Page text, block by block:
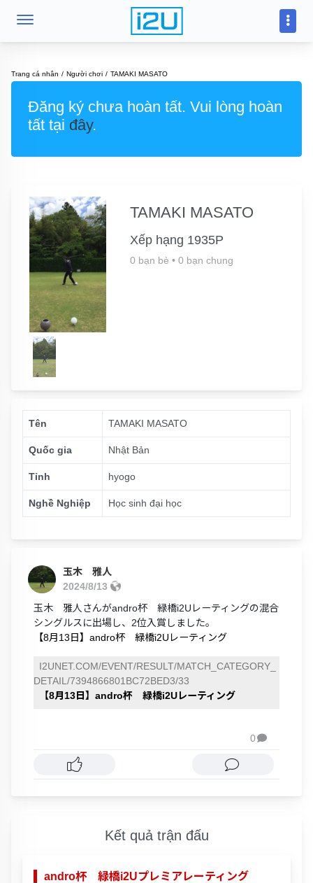
Trang cá nhân Người chơi TAMAKI MASATO
Đăng ký chưa hoàn tất. Vui lòng hoàn
tất tại đây.
TAMAKI MASATO
Xếp hạng 1935P
0 bạn bè • 0 bạn chung
Tên TAMAKI MASATO
Quốc gia Nhật Bản
Tỉnh hyogo
Nghề Nghiệp Học sinh đại học
玉木 雅人
2024/8/13
玉木 雅人さんがandro杯 緑橋i2Uレーティングの混合
シングルスに出場し、2位入賞しました。
【8月13日】andro杯 緑橋i2Uレーティング
I2UNET.COM/EVENT/RESULT/MATCH_CATEGORY_
DETAIL/7394866801BC72BED3/33
【8月13日】andro杯 緑橋i2Uレーティング
0
Kết quả trận đấu
andro杯 緑橋i2Uプレミアレーティング